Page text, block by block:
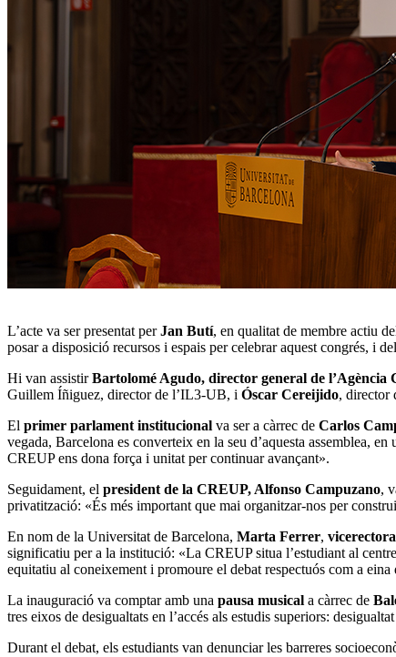
L’acte va ser presentat perJan Butí, en qualitat de membre actiu
posar a disposició recursos i espais per celebrar aquest congrés, i
Hi van assistirBartolomé Agudo, director general de l’Agència
Guillem Íñiguez, director de l’IL3-UB, i Óscar Cereijido, director
El primer parlament institucional va ser a càrrec de Carlos
vegada, Barcelona es converteix en la seu d’aquesta assemblea,
CREUP ens dona força i unitat per continuar avançant».
Seguidament, el president de la CREUP, Alfonso Campuzano,
privatització: «És més important que mai organitzar-nos per
En nom de la Universitat de Barcelona, Marta Ferrer,
significatiu per a la institució: «La CREUP situa l’estudiant al
equitatiu al coneixement i promoure el debat respectuós com a eina
La inauguració va comptar amb una pausa musical a càrrec de
tres eixos de desigualtats en l’accés als estudis superiors:
Durant el debat, els estudiants van denunciar les barreres